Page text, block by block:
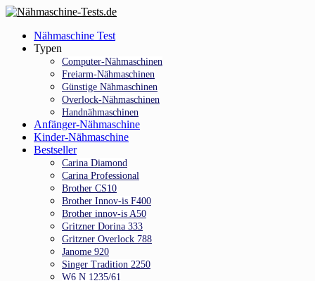
Skip
main
content
Menu
Nähmaschine Test
Typen
Computer-Nähmaschinen
Freiarm-Nähmaschinen
Günstige Nähmaschinen
Overlock-Nähmaschinen
Handnähmaschinen
Anfänger-Nähmaschine
Kinder-Nähmaschine
Bestseller
Carina Diamond
Carina Professional
Brother CS10
Brother Innov-is F400
Brother innov-is A50
Gritzner Dorina 333
Gritzner Overlock 788
Janome 920
Singer Tradition 2250
W6 N 1235/61